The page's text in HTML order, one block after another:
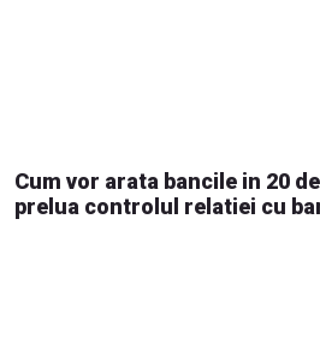
Cum vor arata bancile in 20
prelua controlul relatiei cu